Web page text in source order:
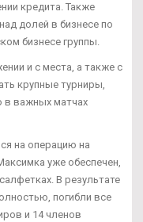
кредита. Также
долей в бизнесе по
бизнесе группы.
и с места, а также с
крупные турниры,
в важных матчах
на операцию на
уже обеспечен,
В результате
погибли все
и 14 членов